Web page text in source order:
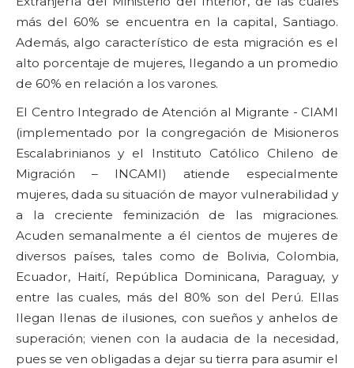
más del 60% se encuentra en la capital, Santiago.
Además, algo característico de esta migración es el
alto porcentaje de mujeres, llegando a un promedio
de 60% en relación a los varones.
El Centro Integrado de Atención al Migrante - CIAMI
(implementado por la congregación de Misioneros
Escalabrinianos y el Instituto Católico Chileno de
Migración – INCAMI) atiende especialmente
mujeres, dada su situación de mayor vulnerabilidad y
a la creciente feminización de las migraciones.
Acuden semanalmente a él cientos de mujeres de
diversos países, tales como de Bolivia, Colombia,
Ecuador, Haití, República Dominicana, Paraguay, y
entre las cuales, más del 80% son del Perú. Ellas
llegan llenas de ilusiones, con sueños y anhelos de
superación; vienen con la audacia de la necesidad,
pues se ven obligadas a dejar su tierra para asumir el